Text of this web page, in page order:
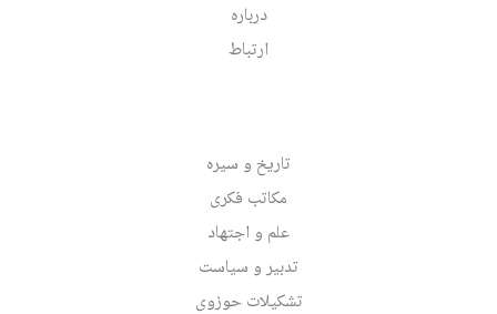
درباره
ارتباط
تاریخ و سیره
مکاتب فکری
علم و اجتهاد
تدبیر و سیاست
تشکیلات حوزوی